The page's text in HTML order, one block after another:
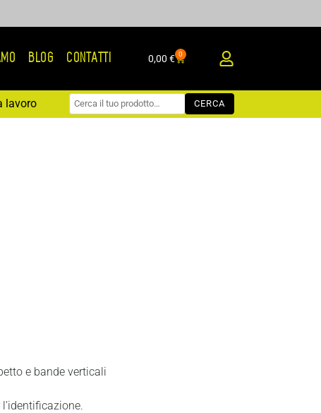
BLOG CONTATTI 0,00 € 0
Carrello
lavoro CERCA
e bande verticali